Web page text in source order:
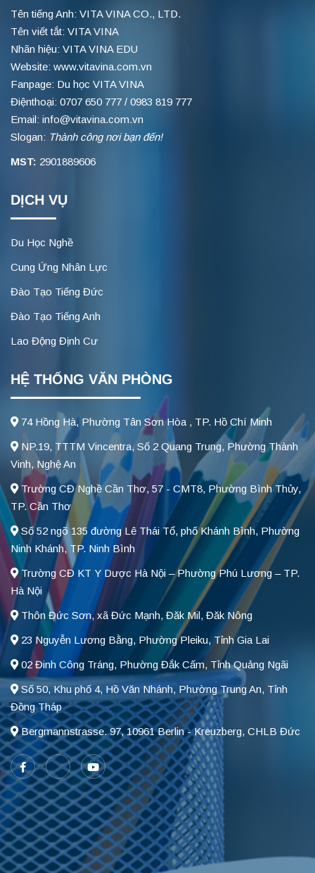
Tên tiếng Anh: VITA VINA CO., LTD.
Tên viết tắt: VITA VINA
Nhãn hiệu: VITA VINA EDU
Website: www.vitavina.com.vn
Fanpage: Du học VITA VINA
Điệnthoại: 0707 650 777 / 0983 819 777
Email: info@vitavina.com.vn
Slogan: Thành công nơi bạn đến!
MST: 2901889606
DỊCH VỤ
Du Học Nghề
Cung Ứng Nhân Lực
Đào Tạo Tiếng Đức
Đào Tạo Tiếng Anh
Lao Động Định Cư
HỆ THỐNG VĂN PHÒNG
74 Hồng Hà, Phường Tân Sơn Hòa , TP. Hồ Chí Minh
NP.19, TTTM Vincentra, Số 2 Quang Trung, Phường Thành
Vinh, Nghệ An
Trường CĐ Nghề Cần Thơ, 57 - CMT8, Phường Bình Thủy,
TP. Cần Thơ
Số 52 ngõ 135 đường Lê Thái Tổ, phố Khánh Bình, Phường
Ninh Khánh, TP. Ninh Bình
Trường CĐ KT Y Dược Hà Nội – Phường Phú Lương – TP.
Hà Nội
Thôn Đức Sơn, xã Đức Mạnh, Đăk Mil, Đăk Nông
23 Nguyễn Lương Bằng, Phường Pleiku, Tỉnh Gia Lai
02 Đinh Công Tráng, Phường Đắk Cấm, Tỉnh Quảng Ngãi
Số 50, Khu phố 4, Hồ Văn Nhánh, Phường Trung An, Tỉnh
Đồng Tháp
Bergmannstrasse. 97, 10961 Berlin - Kreuzberg, CHLB Đức